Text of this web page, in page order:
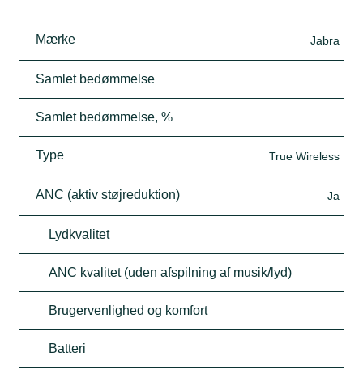
Mærke Jabra
Samlet bedømmelse
Samlet bedømmelse, %
Type True Wireless
ANC (aktiv støjreduktion) Ja
Lydkvalitet
ANC kvalitet (uden afspilning af musik/lyd)
Brugervenlighed og komfort
Batteri